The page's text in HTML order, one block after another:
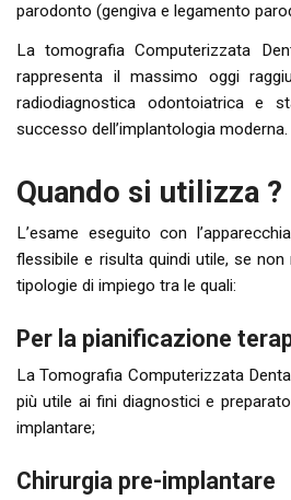
parodonto (gengiva e legamento
La tomografia Computerizzata
rappresenta il massimo oggi
radiodiagnostica odontoiatrica e
successo dell’implantologia moderna.
Quando si utilizza ?
L’esame eseguito con
flessibile e risulta quindi utile, se
tipologie di impiego tra le quali:
Per la pianificazione
La Tomografia Computerizzata
più utile ai fini diagnostici e
implantare;
Chirurgia pre-implantare